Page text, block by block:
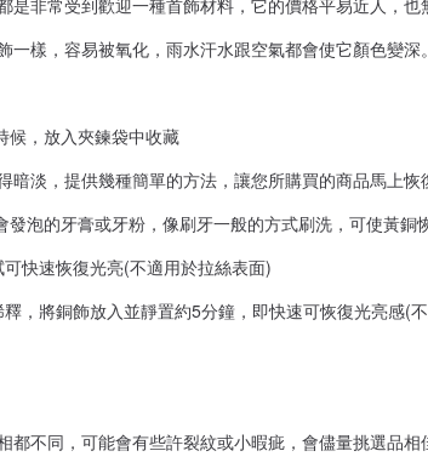
是非常受到歡迎一種首飾材料，它的價格平易近人，也
一樣，容易被氧化，雨水汗水跟空氣都會使它顏色變
候，放入夾鍊袋中收藏
暗淡，提供幾種簡單的方法，讓您所購買的商品馬上
發泡的牙膏或牙粉，像刷牙一般的方式刷洗，可使黃銅
快速恢復光亮(不適用於拉絲表面)
，將銅飾放入並靜置約5分鐘，即快速可恢復光亮感(
都不同，可能會有些許裂紋或小暇疵，會儘量挑選品相